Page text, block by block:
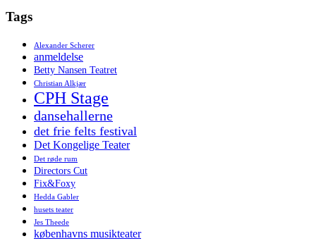
Tags
Alexander Scherer
anmeldelse
Betty Nansen Teatret
Christian Alkjær
CPH Stage
dansehallerne
det frie felts festival
Det Kongelige Teater
Det røde rum
Directors Cut
Fix&Foxy
Hedda Gabler
husets teater
Jes Theede
københavns musikteater